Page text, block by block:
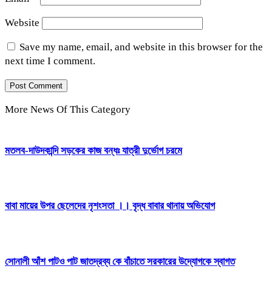
Website
Save my name, email, and website in this browser for the
next time I comment.
More News Of This Category
মতলব-দাউদকান্দি সড়কের কাজ বন্ধঃ যাত্রী দুর্ভোগ চরমে
বাবা মায়ের উপর ছেলেদের নৃশংসতা ।। বৃদ্ধ বাবার থানায় অভিযোগ
সোনালী আঁশ পাটও পাট জাতদ্রব্য কে বাঁচাতে সরকারের উদ্যোগকে স্বাগত